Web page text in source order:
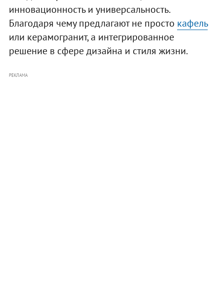
инновационность и универсальность.
Благодаря чему предлагают не просто кафель
или керамогранит, а интегрированное
решение в сфере дизайна и стиля жизни.
РЕКЛАМА